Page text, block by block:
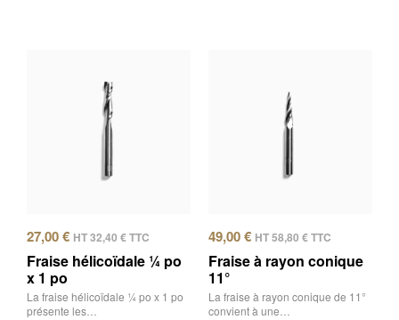
27,00€ HT32,40 €TTC
Fraise hélicoïdale ¼ po
x 1 po
La fraise hélicoïdale ¼ po x 1 po
présente les…
49,00€ HT58,80 €TTC
Fraise à rayon conique
11°
La fraise à rayon conique de 11°
convient à une…